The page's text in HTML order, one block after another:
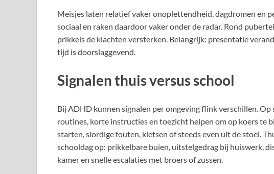
Meisjes laten relatief vaker onoplettendheid, dagdromen en
sociaal en raken daardoor vaker onder de radar. Rond
prikkels de klachten versterken. Belangrijk: presentatie
tijd is doorslaggevend.
Signalen thuis versus school
Bij ADHD kunnen signalen per omgeving flink verschillen.
routines, korte instructies en toezicht helpen om op koers te
starten, slordige fouten, kletsen of steeds even uit de stoel.
schooldag op: prikkelbare buien, uitstelgedrag bij huiswerk,
kamer en snelle escalaties met broers of zussen.